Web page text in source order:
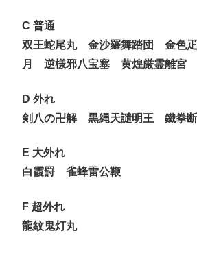
C 普通
双王蛇尾丸 金沙羅舞踏団 金色
月 逆様邪八宝塞 黄煌厳霊離宮
D 外れ
剣八の卍解 黒縄天譴明王 鐵拳
E 大外れ
白霞罸 雀蜂雷公鞭
F 超外れ
龍紋鬼灯丸